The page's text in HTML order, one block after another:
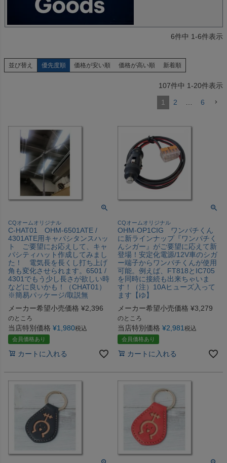
6件中 1-6件表示
並び替え 優先度順 価格が安い順 価格が高い順 新着順
107件中 1-20件表示
1 2 … 6
CQオームオリジナル
C-HAT01 OHM-6501ATE /
4301ATE用キャパシタンスハッ
ト ご要望にお応えして、キャ
パシティハット作成してみまし
た！ 電気長を長くし打ち上げ
角も変化させられます。6501 /
4301でもう少し長さが欲しい時
などに良いかも！（CHAT01）
※簡易パッケージ/取説無
メーカー希望小売価格 ¥2,396
のところ
当店特別価格 ¥1,980税込
会員価格あり
カートに入れる
CQオームオリジナル
OHM-OP1CIG ワンパチくん
に新ラインナップ『ワンパチく
んシガー』がご要望に応えて新
登場！安定化電源/12V車のシガ
ー端子からワンパチくんが使用
可能。例えば、FT818とIC705
を同時に接続も出来ちゃいま
す！（注）10Aヒューズ入って
ます【ゆ】
メーカー希望小売価格 ¥3,279
のところ
当店特別価格 ¥2,981 税込
会員価格あり
カートに入れる